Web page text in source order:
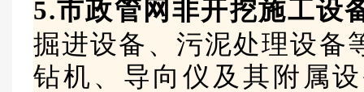
5.市政管网非开挖施工设
掘进设备、污泥处理设备
钻机、导向仪及其附属